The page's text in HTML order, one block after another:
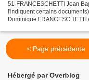
51-FRANCESCHETTI Jean
l'indiquent certains
Dominique
< Page précédente
Hébergé par Overblog